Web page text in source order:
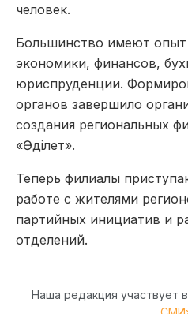
человек.
Большинство имеют опыт
экономики, финансов,
юриспруденции.
органов завершило
создания региональных
«Әділет».
Теперь филиалы
работе с жителями
партийных инициатив и
отделений.
Наша редакция участвует